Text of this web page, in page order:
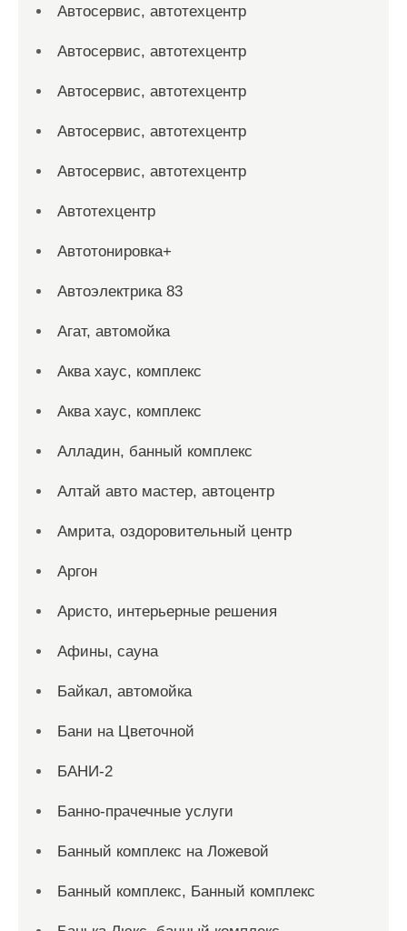
Автосервис, автотехцентр
Автосервис, автотехцентр
Автосервис, автотехцентр
Автосервис, автотехцентр
Автосервис, автотехцентр
Автотехцентр
Автотонировка+
Автоэлектрика 83
Агат, автомойка
Аква хаус, комплекс
Аква хаус, комплекс
Алладин, банный комплекс
Алтай авто мастер, автоцентр
Амрита, оздоровительный центр
Аргон
Аристо, интерьерные решения
Афины, сауна
Байкал, автомойка
Бани на Цветочной
БАНИ-2
Банно-прачечные услуги
Банный комплекс на Ложевой
Банный комплекс, Банный комплекс